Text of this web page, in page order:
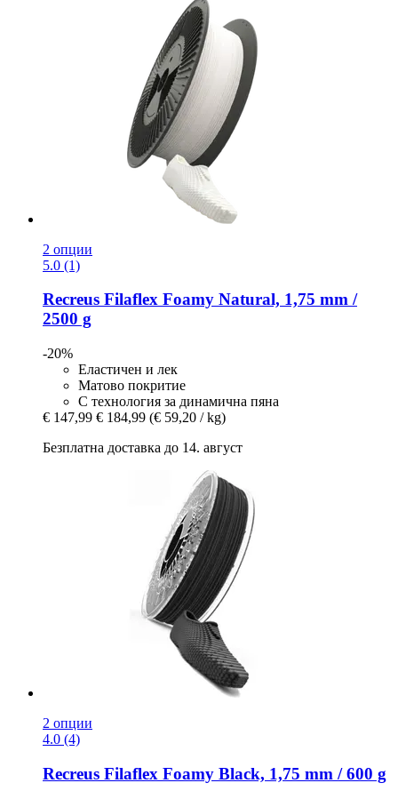
2 опции
5.0 (1)
Recreus Filaflex Foamy Natural, 1,75 mm /
2500 g
-20%
Еластичен и лек
Матово покритие
С технология за динамична пяна
€ 147,99 € 184,99 (€ 59,20 / kg)
Безплатна доставка до 14. август
2 опции
4.0 (4)
Recreus Filaflex Foamy Black, 1,75 mm / 600 g